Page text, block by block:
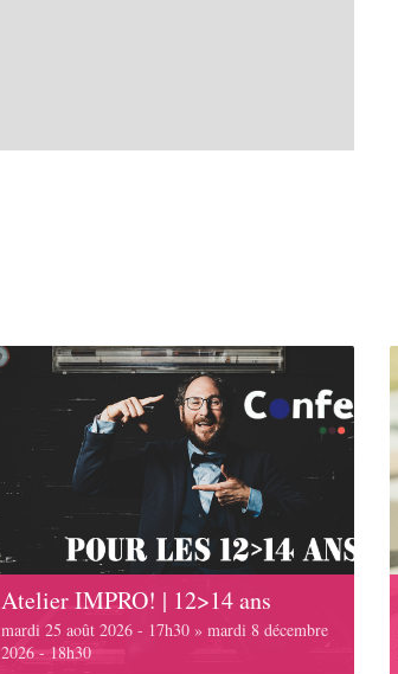
Atelier IMPRO! | 12>14 ans
mardi 25 août 2026 - 17h30 » mardi 8 décembre
2026 - 18h30